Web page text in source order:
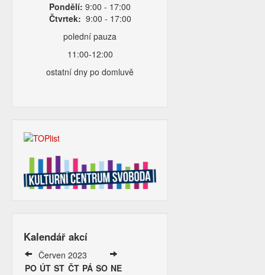
Pondělí: 9:00 - 17:00
Čtvrtek: 9:00 - 17:00
polední pauza
11:00-12:00
ostatní dny po domluvě
Kalendář akcí
Červen 2023
PO ÚT ST ČT PÁ SO NE